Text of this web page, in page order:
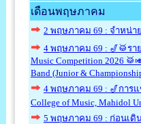
เดือนพฤษภาคม
2 พฤษภาคม 69 : จำหน่า
4 พฤษภาคม 69 : 🎷🥁รา
Music Competition 2026
Band (Junior &
4 พฤษภาคม 69 : 🎷การแ
College of Music, Mahidol
5 พฤษภาคม 69 : ก่อนเ